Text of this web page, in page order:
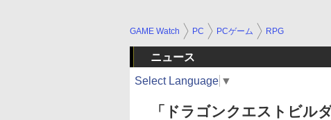
GAME Watch PC PCゲーム RPG
ニュース
Select Language ▼
「ドラゴンクエストビル